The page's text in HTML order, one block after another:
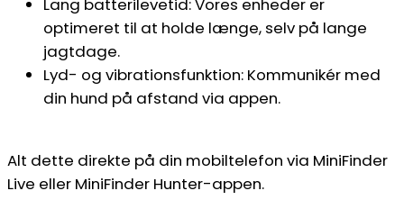
optimeret til at holde længe, selv på lange
jagtdage.
Lyd- og vibrationsfunktion: Kommunikér med
din hund på afstand via appen.
Alt dette direkte på din mobiltelefon via MiniFinder
Live eller MiniFinder Hunter-appen.